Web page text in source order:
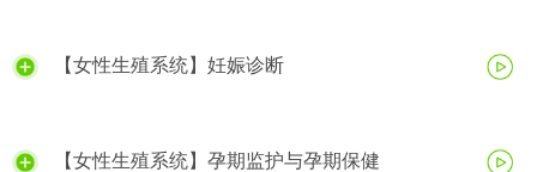
【女性生殖系统】妊娠诊断
【女性生殖系统】孕期监护与孕期保健